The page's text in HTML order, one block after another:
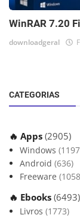
WinRAR 7.20
downloadgeral
CATEGORIAS
🔥 Apps (2905)
Windows
Android (636)
Freeware
🔥 Ebooks (6493)
Livros (1773)